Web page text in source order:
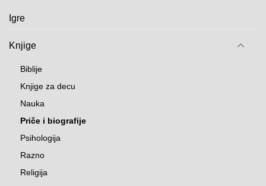
Igre
Knjige
Biblije
Knjige za decu
Nauka
Priče i biografije
Psihologija
Razno
Religija